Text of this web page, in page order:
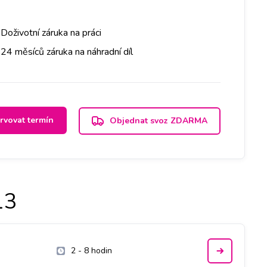
Doživotní záruka na práci
24 měsíců záruka na náhradní díl
termín Objednat svoz ZDARMA
2 - 8 hodin